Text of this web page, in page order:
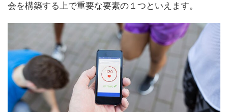
会を構築する上で重要な要素の１つといえます。